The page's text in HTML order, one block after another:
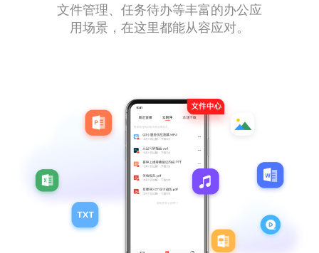
文件管理、任务待办等丰富的办公应
用场景，在这里都能从容应对。